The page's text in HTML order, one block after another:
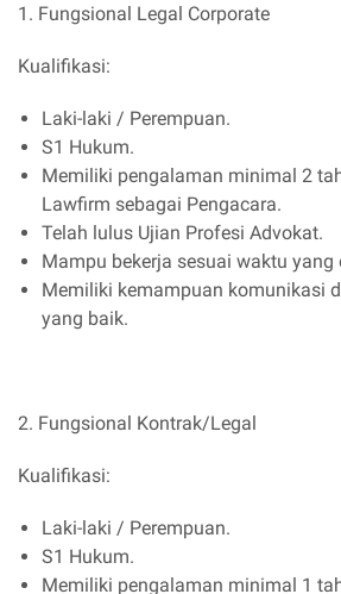
1. Fungsional Legal Corporate
Kualifikasi:
Laki-laki / Perempuan.
S1 Hukum.
Memiliki pengalaman minimal 2
Lawfirm sebagai Pengacara.
Telah lulus Ujian Profesi Advokat.
Mampu bekerja sesuai waktu yang
Memiliki kemampuan komunikasi
yang baik.
2. Fungsional Kontrak/Legal
Kualifikasi:
Laki-laki / Perempuan.
S1 Hukum.
Memiliki pengalaman minimal 1